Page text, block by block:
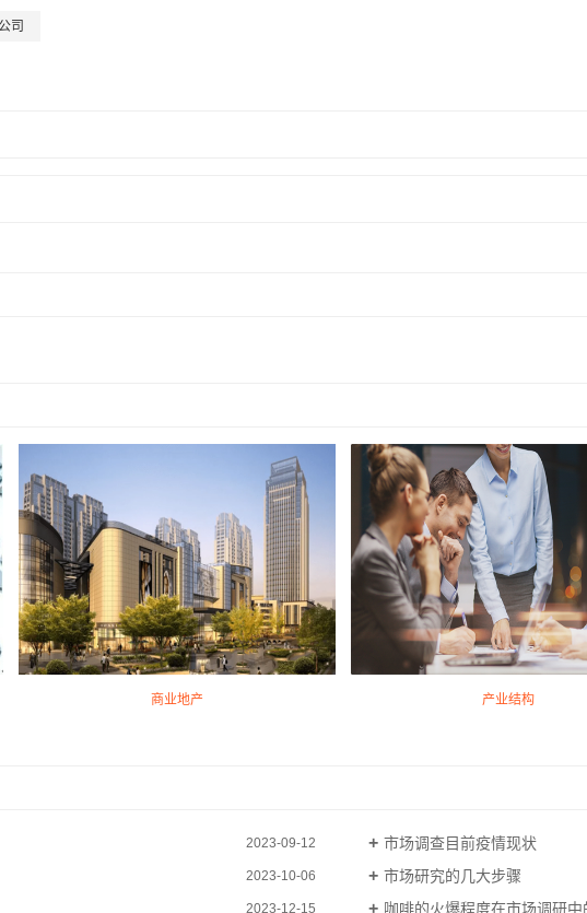
司
商业地产 产业结构
2023-09-12
市场调查目前疫情现状
2023-10-06
市场研究的几大步骤
2023-12-15
咖啡的火爆程度在市场调研中